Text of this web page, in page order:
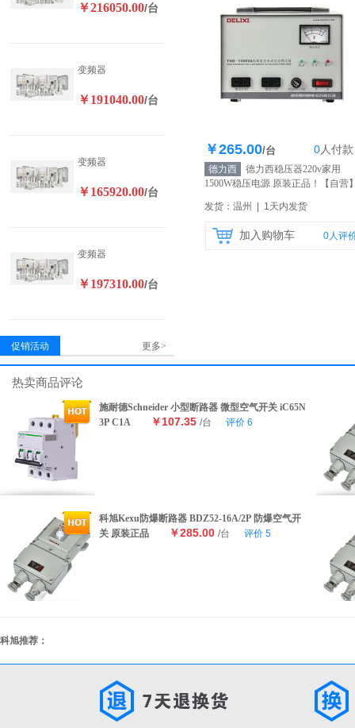
库存100个
￥265.00/台 0人付款
德力西
德力西稳压器220v家用
1500W稳压电源 原装正品！
【自营
发货：温州 | 1天内发货
加入购物车 0人评
￥216050.00/台
变频器
￥191040.00/台
变频器
￥165920.00/台
变频器
￥197310.00/台
促销活动 更多>
热卖商品评论
施耐德Schneider 小型断路器 微型空气开关 iC65N
3P C1A
￥107.35 /台 评价 6
科旭Kexu防爆断路器 BDZ52-16A/2P 防爆空气开
关 原装正品
￥285.00 /台 评价 5
科旭推荐：